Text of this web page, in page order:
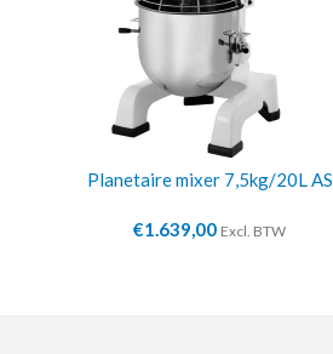
Planetaire mixer 7,5kg/20L AS
€1.639,00 Excl. BTW